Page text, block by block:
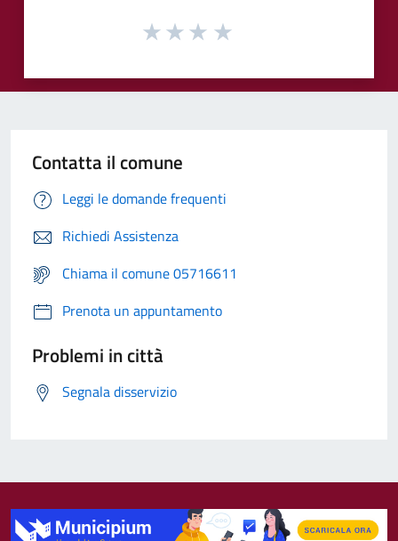
Contatta il comune
Leggi le domande frequenti
Richiedi Assistenza
Chiama il comune 05716611
Prenota un appuntamento
Problemi in città
Segnala disservizio